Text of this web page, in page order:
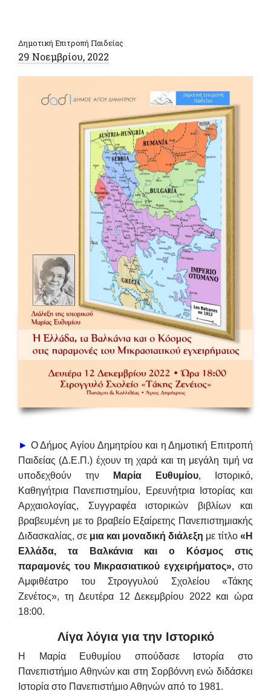
Δημοτική Επιτροπή Παιδείας
29 Νοεμβρίου, 2022
► Ο Δήμος Αγίου Δημητρίου και η Δημοτική Επιτροπή
Παιδείας (Δ.Ε.Π.) έχουν τη χαρά και τη μεγάλη τιμή να
υποδεχθούν την
Μαρία Ευθυμίου, Ιστορικό,
Καθηγήτρια Πανεπιστημίου, Ερευνήτρια Ιστορίας και
Αρχαιολογίας, Συγγραφέα ιστορικών βιβλίων και
βραβευμένη με το βραβείο Εξαίρετης Πανεπιστημιακής
Διδασκαλίας, σε μια και μοναδική διάλεξη με τίτλο «Η
Ελλάδα, τα Βαλκάνια και ο Κόσμος στις
παραμονές του Μικρασιατικού εγχειρήματος»,στο
Αμφιθέατρο του Στρογγυλού Σχολείου «Τάκης
Ζενέτος», τηΔευτέρα 12 Δεκεμβρίου 2022 και ώρα
18:00.
Λίγα λόγια για την Ιστορικό
Η Μαρία Ευθυμίου σπούδασε Ιστορία στο
Πανεπιστήμιο Αθηνών και στη Σορβόννη ενώ διδάσκει
Ιστορία στο Πανεπιστήμιο Αθηνών από το 1981.